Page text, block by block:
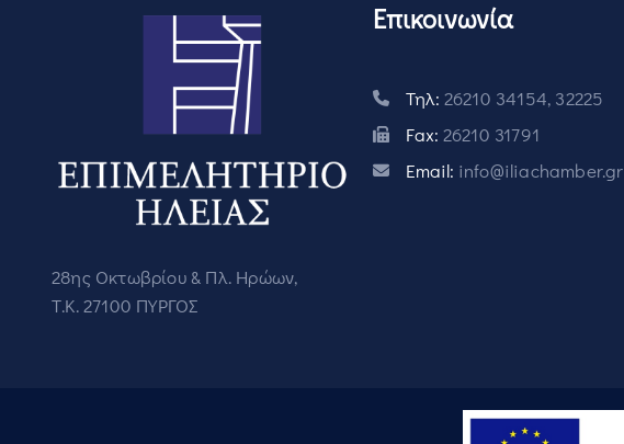
28ης Οκτωβρίου & Πλ. Ηρώων,
Τ.Κ. 27100 ΠΥΡΓΟΣ
Επικοινωνία
Τηλ: 26210 34154, 32225
Fax: 26210 31791
Email: info@iliachamber.gr